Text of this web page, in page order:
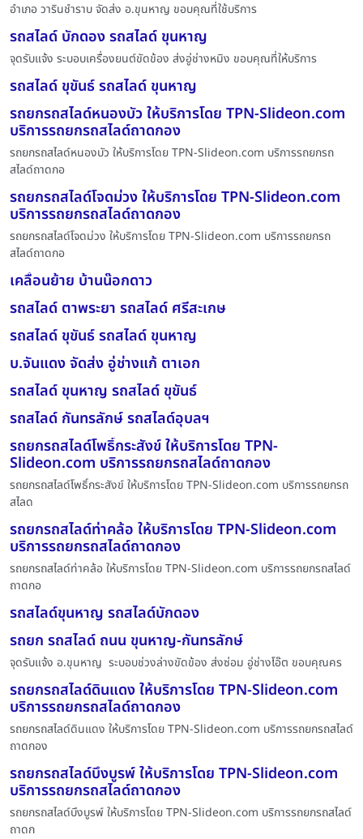
อำเภอ วารินชำราบ จัดส่ง อ.ขุนหาญ ขอบคุณที่ใช้บริการ
รถสไลด์ บักดอง รถสไลด์ ขุนหาญ
จุดรับแจ้ง ระบอบเครื่องยนต์ขัดข้อง ส่งอู่ช่างหมิง ขอบคุณที่ให้บริการ
รถสไลด์ ขุขันธ์ รถสไลด์ ขุนหาญ
รถยกรถสไลด์หนองบัว ให้บริการโดย TPN-Slideon.com
บริการรถยกรถสไลด์ถาดกอง
รถยกรถสไลด์หนองบัว ให้บริการโดย TPN-Slideon.com บริการรถยกรถ
สไลด์ถาดกอ
รถยกรถสไลด์โจดม่วง ให้บริการโดย TPN-Slideon.com
บริการรถยกรถสไลด์ถาดกอง
รถยกรถสไลด์โจดม่วง ให้บริการโดย TPN-Slideon.com บริการรถยกรถ
สไลด์ถาดกอ
เคลื่อนย้าย บ้านน๊อกดาว
รถสไลด์ ตาพระยา รถสไลด์ ศรีสะเกษ
รถสไลด์ ขุขันธ์ รถสไลด์ ขุนหาญ
บ.จันแดง จัดส่ง อู่ช่างแก้ ตาเอก
รถสไลด์ ขุนหาญ รถสไลด์ ขุขันธ์
รถสไลด์ กันทรลักษ์ รถสไลด์อุบลฯ
รถยกรถสไลด์โพธิ์กระสังข์ ให้บริการโดย TPN-
Slideon.com บริการรถยกรถสไลด์ถาดกอง
รถยกรถสไลด์โพธิ์กระสังข์ ให้บริการโดย TPN-Slideon.com บริการรถยกรถ
สไลด
รถยกรถสไลด์ท่าคล้อ ให้บริการโดย TPN-Slideon.com
บริการรถยกรถสไลด์ถาดกอง
รถยกรถสไลด์ท่าคล้อ ให้บริการโดย TPN-Slideon.com บริการรถยกรถสไลด์
ถาดกอ
รถสไลด์ขุนหาญ รถสไลด์บักดอง
รถยก รถสไลด์ ถนน ขุนหาญ-กันทรลักษ์
จุดรับแจ้ง อ.ขุนหาญ ระบอบช่วงล่างขัดข้อง ส่งซ่อม อู่ช่างโอ๊ต ขอบคุณคร
รถยกรถสไลด์ดินแดง ให้บริการโดย TPN-Slideon.com
บริการรถยกรถสไลด์ถาดกอง
รถยกรถสไลด์ดินแดง ให้บริการโดย TPN-Slideon.com บริการรถยกรถสไลด์
ถาดกอง
รถยกรถสไลด์บึงบูรพ์ ให้บริการโดย TPN-Slideon.com
บริการรถยกรถสไลด์ถาดกอง
รถยกรถสไลด์บึงบูรพ์ ให้บริการโดย TPN-Slideon.com บริการรถยกรถสไลด์
ถาดก